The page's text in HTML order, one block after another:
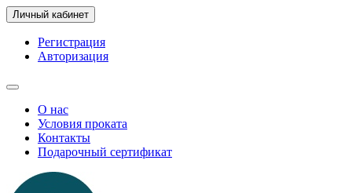
Личный кабинет
Регистрация
Авторизация
О нас
Условия проката
Контакты
Подарочный сертификат